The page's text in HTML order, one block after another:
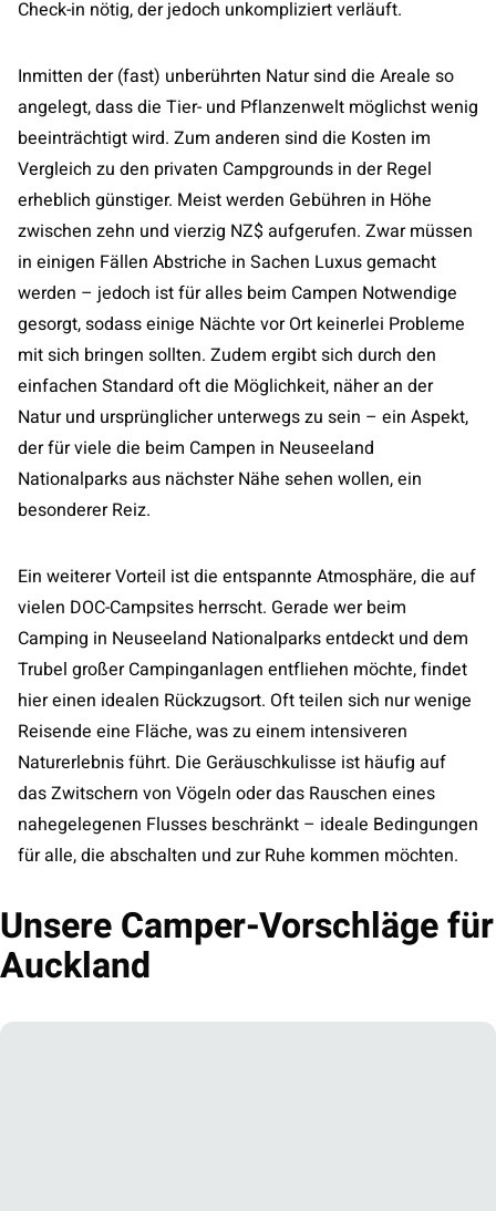
Check-in nötig, der jedoch unkompliziert verläuft.
Inmitten der (fast) unberührten Natur sind die Areale so
angelegt, dass die Tier- und Pflanzenwelt möglichst wenig
beeinträchtigt wird. Zum anderen sind die Kosten im
Vergleich zu den privaten Campgrounds in der Regel
erheblich günstiger. Meist werden Gebühren in Höhe
zwischen zehn und vierzig NZ$ aufgerufen. Zwar müssen
in einigen Fällen Abstriche in Sachen Luxus gemacht
werden – jedoch ist für alles beim Campen Notwendige
gesorgt, sodass einige Nächte vor Ort keinerlei Probleme
mit sich bringen sollten. Zudem ergibt sich durch den
einfachen Standard oft die Möglichkeit, näher an der
Natur und ursprünglicher unterwegs zu sein – ein Aspekt,
der für viele die beim Campen in Neuseeland
Nationalparks aus nächster Nähe sehen wollen, ein
besonderer Reiz.
Ein weiterer Vorteil ist die entspannte Atmosphäre, die auf
vielen DOC-Campsites herrscht. Gerade wer beim
Camping in Neuseeland Nationalparks entdeckt und dem
Trubel großer Campinganlagen entfliehen möchte, findet
hier einen idealen Rückzugsort. Oft teilen sich nur wenige
Reisende eine Fläche, was zu einem intensiveren
Naturerlebnis führt. Die Geräuschkulisse ist häufig auf
das Zwitschern von Vögeln oder das Rauschen eines
nahegelegenen Flusses beschränkt – ideale Bedingungen
für alle, die abschalten und zur Ruhe kommen möchten.
Unsere Camper-Vorschläge für
Auckland